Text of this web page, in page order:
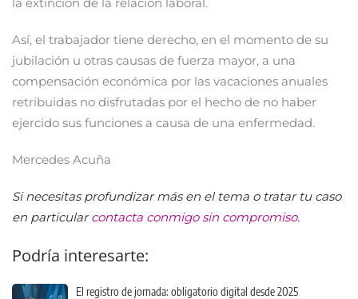
Así, el trabajador tiene derecho, en el momento de su
jubilación u otras causas de fuerza mayor, a una
compensación económica por las vacaciones anuales
retribuidas no disfrutadas por el hecho de no haber
ejercido sus funciones a causa de una enfermedad.
Mercedes Acuña
Si necesitas profundizar más en el tema o tratar tu caso
en particularcontacta conmigo sin compromiso.
Podría interesarte:
El registro de jornada: obligatorio digital desde 2025